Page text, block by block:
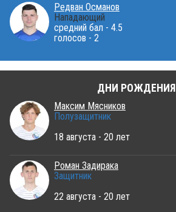
Редван Османов
Нападающий
средний бал - 4.5
голосов - 2
ДНИ РОЖДЕНИЯ
Максим Мясников
Полузащитник
18 августа - 20 лет
Роман Задирака
Защитник
22 августа - 20 лет